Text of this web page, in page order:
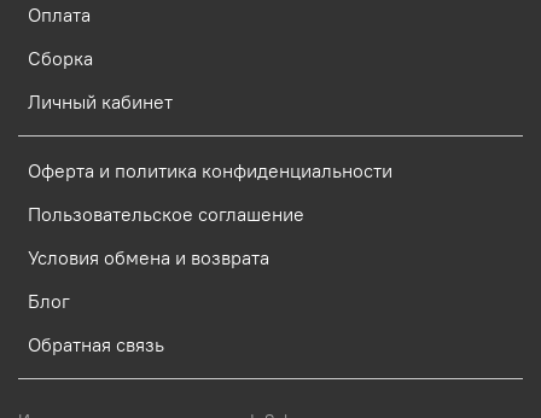
Оплата
Сборка
Личный кабинет
Оферта и политика конфиденциальности
Пользовательское соглашение
Условия обмена и возврата
Блог
Обратная связь